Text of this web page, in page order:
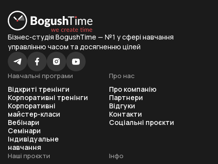
Бізнес-студія BogushTime — №1 у сфері навчання
управлінню часом та досягненню цілей
Навчальні програми
Відкриті тренінги
Корпоративні тренінги
Корпоративні
майстер-класи
Вебінари
Семінари
Індивідуальне
навчання
Наші проєкти Інфо
Про нас
Про компанію
Партнери
Відгуки
Контакти
Соціальні проєкти